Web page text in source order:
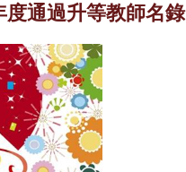
度通過升等教師名錄